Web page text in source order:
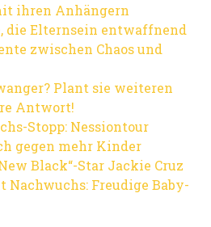
ihren Anhängern
die Elternsein entwaffnend
zwischen Chaos und
Plant sie weiteren
Antwort!
Stopp: Nessiontour
gegen mehr Kinder
Black“-Star Jackie Cruz
Nachwuchs: Freudige Baby-